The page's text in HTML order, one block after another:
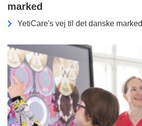
marked
YetiCare's vej til det danske marked